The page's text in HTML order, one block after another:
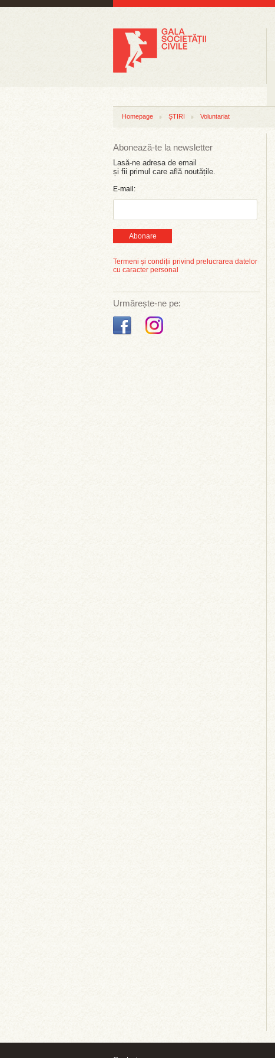
Homepage ȘTIRI Voluntariat
Abonează-te la newsletter
Lasă-ne adresa de email
și fii primul care află noutățile.
E-mail:
Abonare
Termeni și condiții privind prelucrarea datelor
cu caracter personal
Urmărește-ne pe: